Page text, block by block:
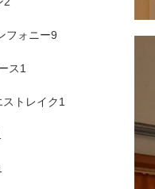
フォニー9
ス1
トレイク1